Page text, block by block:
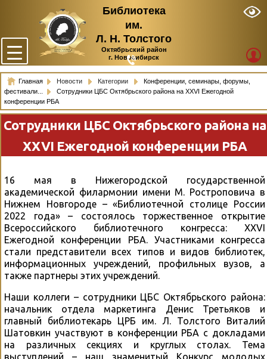
Библиотека
им.
Л. Н. Толстого
Октябрьский район
г. Новосибирск
Главная Новости Категории
Конференции, семинары, форумы,
фестивали...
Сотрудники ЦБС Октябрьского района на XXVI Ежегодной
конференции РБА
Сотрудники ЦБС Октябрьского района на
XXVI Ежегодной конференции РБА
16 мая в Нижегородской государственной
академической филармонии имени М. Ростроповича в
Нижнем Новгороде – «Библиотечной столице России
2022 года» – состоялось торжественное открытие
Всероссийского библиотечного конгресса: XXVI
Ежегодной конференции РБА. Участниками конгресса
стали представители всех типов и видов библиотек,
информационных учреждений, профильных вузов, а
также партнеры этих учреждений.
Наши коллеги – сотрудники ЦБС Октябрьского района:
начальник отдела маркетинга Денис Третьяков и
главный библиотекарь ЦРБ им. Л. Толстого Виталий
Шатовкин участвуют в конференции РБА с докладами
на различных секциях и круглых столах. Тема
выступлений – наш знаменитый Конкурс молодых